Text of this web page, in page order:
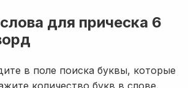
для прическа 6
в поле поиска буквы, которые
количество букв в слове.